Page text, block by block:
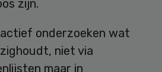
zijn.
actief onderzoeken wat
niet via
maar in